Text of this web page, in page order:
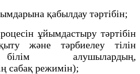
қабылдау тәртібін;
ұйымдастыру тәртібін
және тәрбиелеу тілін
алушылардың,
сабақ режимін);